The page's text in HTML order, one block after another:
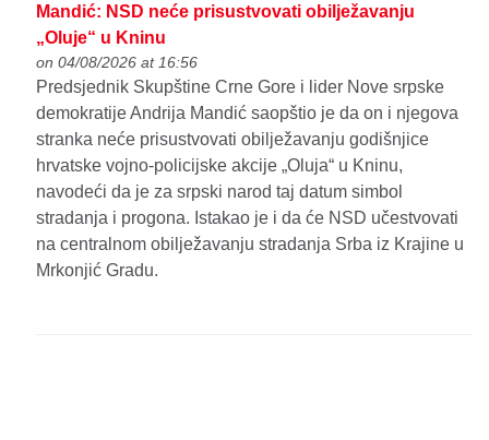
Mandić: NSD neće prisustvovati obilježavanju
„Oluje“ u Kninu
on 04/08/2026 at 16:56
Predsjednik Skupštine Crne Gore i lider Nove srpske
demokratije Andrija Mandić saopštio je da on i njegova
stranka neće prisustvovati obilježavanju godišnjice
hrvatske vojno-policijske akcije „Oluja“ u Kninu,
navodeći da je za srpski narod taj datum simbol
stradanja i progona. Istakao je i da će NSD učestvovati
na centralnom obilježavanju stradanja Srba iz Krajine u
Mrkonjić Gradu.